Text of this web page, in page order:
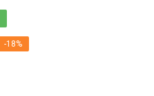
-18%